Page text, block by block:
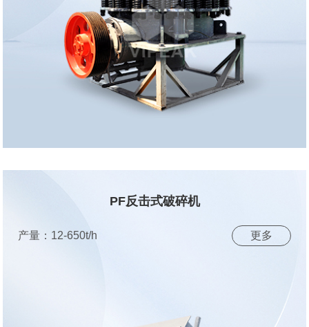
PF反击式破碎机
产量：12-650t/h 更多